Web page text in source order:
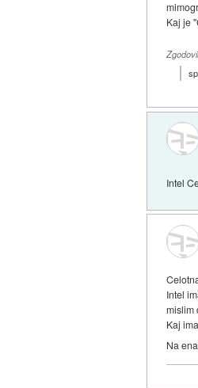
Kaj je
Intel
Intel
mislim
Kaj
Na